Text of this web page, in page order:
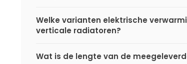
Welke varianten elektrische
verticale radiatoren?
Wat is de lengte van de